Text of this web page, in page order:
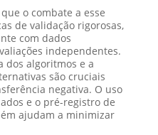
o combate a esse
de validação rigorosas,
com dados
independentes.
dos algoritmos e a
são cruciais
negativa. O uso
e o pré-registro de
ajudam a minimizar